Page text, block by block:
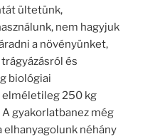
ültetünk,
nem hagyjuk
a növényünket,
és
biológiai
elméletileg 250 kg
gyakorlatbanez még
elhanyagolunk néhány